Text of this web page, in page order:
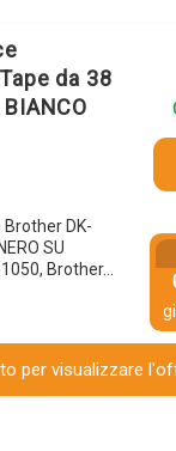
da 38
DK-
SU
Brother…
per visualizzare